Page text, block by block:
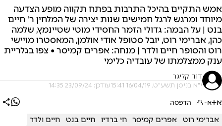
אמש התקיים בהיכל התרבות בפתח תקווה מופע הצדעה
מיוחד ומרגש לרגל חמישים שנות יצירה של המלחין ר' חיים
בנט | על הבמה: גדולי הזמר החסידי מוטי שטיינמץ, שלמה
כהן, אברימי רוט, יובל סטופל אודי אולמן, המאסטרו מויישי
רוט והסופר חיים ולדר | מנחה: אפרים קמיסר • צפו בגלריית
ענק ממצלמתו של עובדיה כלימי
דוד קליגר
י"א בניסן תשע"ט, 16/04/19 15:41 עודכן: 23/09/24 14:35
א+א- הדפסה
אברימי רוט אפרים קמיסר חי ברדיו חיים בנט
חיים ולדר